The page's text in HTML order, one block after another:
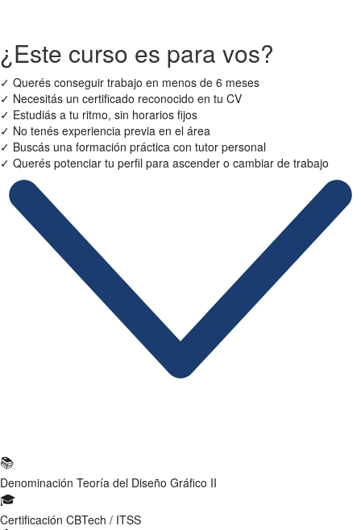
¿Este curso es para vos?
✓ Querés conseguir trabajo en menos de 6 meses
✓ Necesitás un certificado reconocido en tu CV
✓ Estudiás a tu ritmo, sin horarios fijos
✓ No tenés experiencia previa en el área
✓ Buscás una formación práctica con tutor personal
✓ Querés potenciar tu perfil para ascender o cambiar de trabajo
📚
Denominación Teoría del Diseño Gráfico II
🎓
Certificación CBTech / ITSS